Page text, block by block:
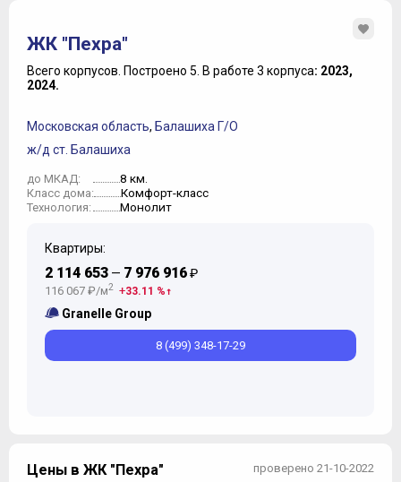
ЖК "Пехра"
Всего корпусов. Построено 5. В работе 3 корпуса: 2023,
2024.
Московская область, Балашиха Г/О
ж/д ст. Балашиха
до МКАД: 8 км.
Класс дома: Комфорт-класс
Технология: Монолит
Квартиры:
2 114 653 — 7 976 916₽
116 067 ₽/м2 33.11 %
Granelle Group
8 (499) 348-17-29
проверено 21-10-2022
Цены в ЖК "Пехра"